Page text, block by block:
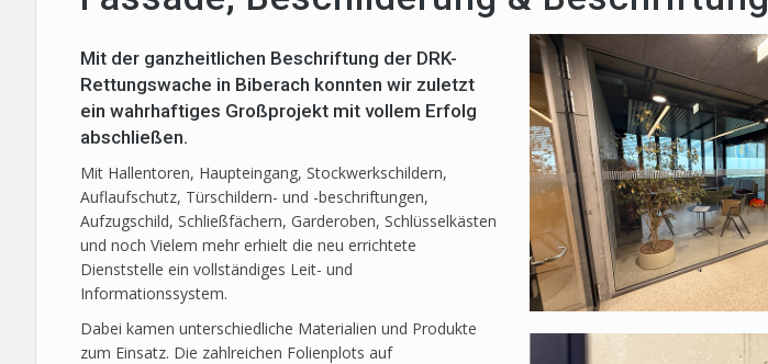
Mit der ganzheitlichen Beschriftung der DRK-
Rettungswache in Biberach konnten wir zuletzt
ein wahrhaftiges Großprojekt mit vollem Erfolg
abschließen.
Mit Hallentoren, Haupteingang, Stockwerkschildern,
Auflaufschutz, Türschildern- und -beschriftungen,
Aufzugschild, Schließfächern, Garderoben, Schlüsselkästen
und noch Vielem mehr erhielt die neu errichtete
Dienststelle ein vollständiges Leit- und
Informationssystem.
Dabei kamen unterschiedliche Materialien und Produkte
zum Einsatz. Die zahlreichen Folienplots auf